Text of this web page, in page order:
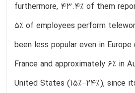
furthermore, 43.4% of them
5% of employees perform
been less popular even in Europe
France and approximately 6% in
United States (15%–24%), since